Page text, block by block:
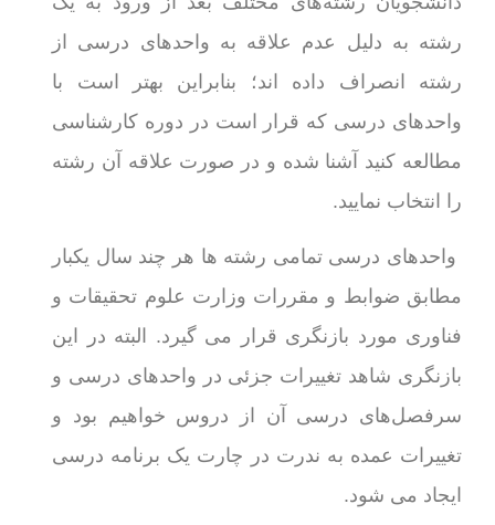
رشته به دلیل عدم علاقه به واحدهای درسی از
رشته انصراف داده اند؛ بنابراین بهتر است با
واحدهای درسی که قرار است در دوره کارشناسی
مطالعه کنید آشنا شده و در صورت علاقه آن رشته
را انتخاب نمایید.
واحدهای درسی تمامی رشته ها هر چند سال یکبار
مطابق ضوابط و مقررات وزارت علوم تحقیقات و
فناوری مورد بازنگری قرار می گیرد. البته در این
بازنگری شاهد تغییرات جزئی در واحدهای درسی و
سرفصل‌های درسی آن از دروس خواهیم بود و
تغییرات عمده به ندرت در چارت یک برنامه درسی
ایجاد می شود.